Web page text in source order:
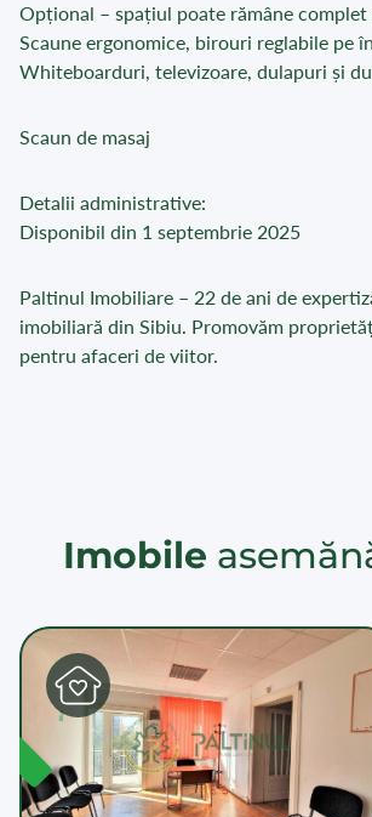
Opțional – spațiul poate rămâne complet
Scaune ergonomice, birouri reglabile pe
Whiteboarduri, televizoare, dulapuri și
Scaun de masaj
Detalii administrative:
Disponibil din 1 septembrie 2025
Paltinul Imobiliare – 22 de ani de
imobiliară din Sibiu. Promovăm
pentru afaceri de viitor.
Imobile